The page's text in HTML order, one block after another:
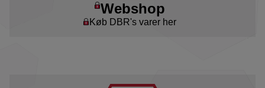
Webshop
Køb DBR's varer her